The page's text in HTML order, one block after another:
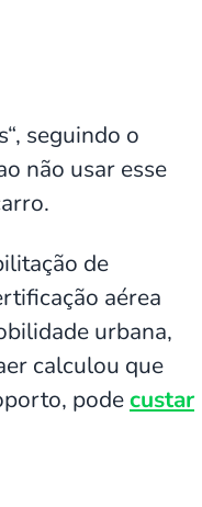
seguindo o
não usar esse
de
aérea
urbana,
calculou que
podecustar